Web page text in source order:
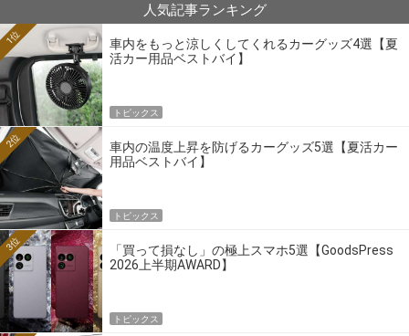
人気記事ランキング
車内をもっと涼しくしてくれるカーグッズ4選【夏
活カー用品ベストバイ】
1位
トピックス
車内の温度上昇を防げるカーグッズ5選【夏活カー
用品ベストバイ】
2位
トピックス
「買って損なし」の極上スマホ5選【GoodsPress
2026上半期AWARD】
3位
トピックス